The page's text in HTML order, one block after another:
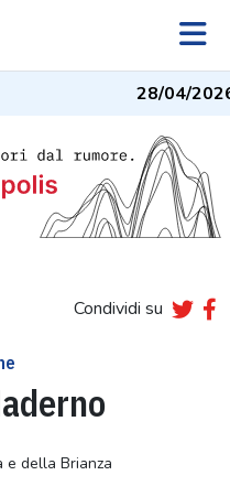
28/04/2026-
Condividi su
e della Brianza